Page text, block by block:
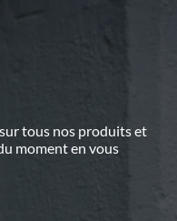
tous nos produits et
moment en vous